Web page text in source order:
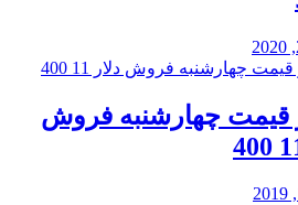
قیمت چهارشنبه فروش